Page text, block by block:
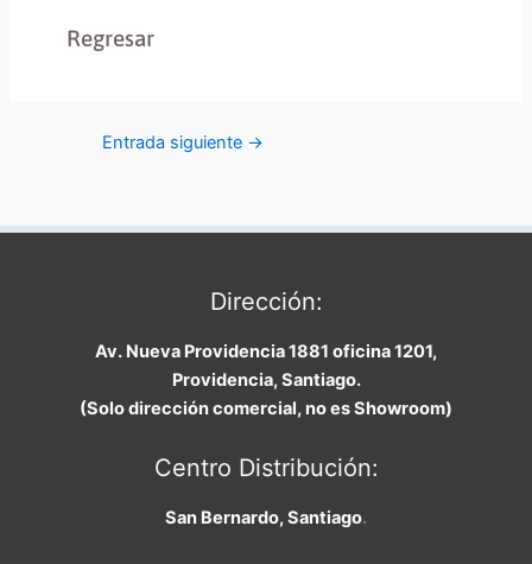
Regresar
Entrada siguiente →
Dirección:
Av. Nueva Providencia 1881 oficina 1201,
Providencia, Santiago.
(Solo dirección comercial, no es Showroom)
Centro Distribución:
San Bernardo, Santiago.